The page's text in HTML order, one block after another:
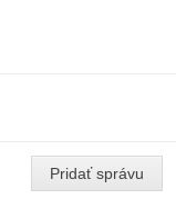
Pridať správu